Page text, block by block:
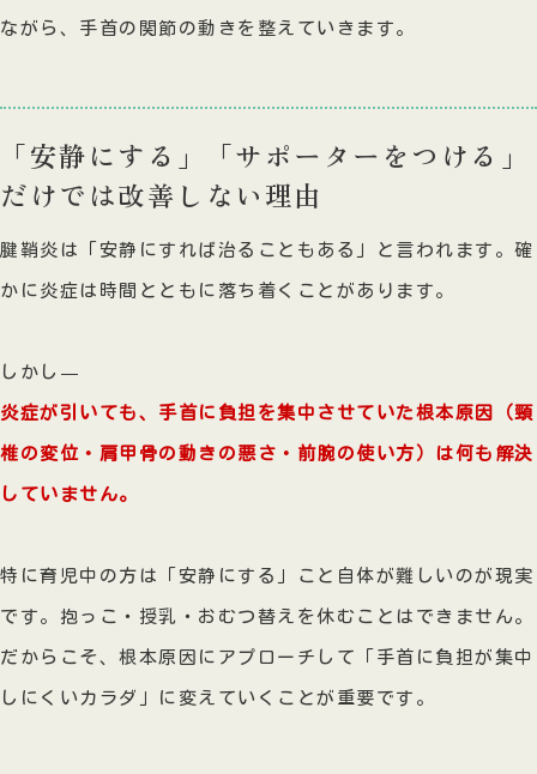
ながら、手首の関節の動きを整えていきます。
「安静にする」「サポーターをつける」
だけでは改善しない理由
腱鞘炎は「安静にすれば治ることもある」と言われます。確
かに炎症は時間とともに落ち着くことがあります。
しかし—
炎症が引いても、手首に負担を集中させていた根本原因（頸
椎の変位・肩甲骨の動きの悪さ・前腕の使い方）は何も解決
していません。
特に育児中の方は「安静にする」こと自体が難しいのが現実
です。抱っこ・授乳・おむつ替えを休むことはできません。
だからこそ、根本原因にアプローチして「手首に負担が集中
しにくいカラダ」に変えていくことが重要です。